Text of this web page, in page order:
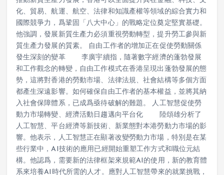
推動新質生產力發展，香港可以全面提升其在金融、科技、文
化、貿易、航運、航空、法律和知識產權等領域的綜合實力和
國際競爭力，爲鞏固「八大中心」的戰略定位奠定堅實基礎。
他強調，發展新質生產力必須重視勞動轉型，提升勞工參與新
質生產力發展的質素。 自由工作者的增加正在促使勞動關係
發生深刻的變革 李廣宇續指，隨著數字經濟的蓬勃發展
和工作觀念的轉變，自由工作模式在香港呈現出蓬勃發展的態
勢，這將對香港的勞動市場、法律法規、社會結構等多個方面
都產生深遠影響。如何確保自由工作者的基本權益，並將其納
入社會保障體系，已成爲亟待破解的難題。 人工智慧促使勞
動力市場轉變、經濟活動日趨邁向平台化 陸頌雄分析了
人工智慧、平台經濟等新技術、新業態對本港勞動力市場的影
響。他表示，人工智慧正在顯著改變勞動力市場，特別是在某
些行業中，AI技術的應用已經開始重塑工作方式和職位元結
構。他認爲，需要新的法律框架來規範AI的使用，新的教育體